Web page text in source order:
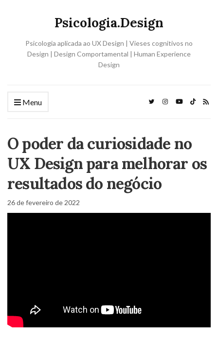
Psicologia.Design
Psicologia aplicada ao UX Design | Vieses cognitivos no
Design | Design Comportamental | Human Experience
Design
Menu
O poder da curiosidade no
UX Design para melhorar os
resultados do negócio
26 de fevereiro de 2022